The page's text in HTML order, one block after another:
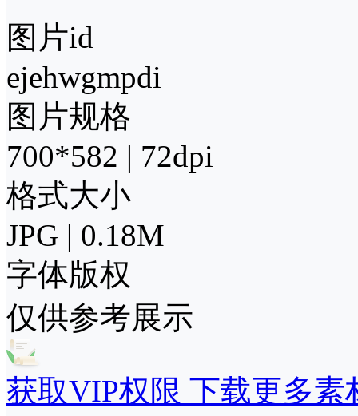
图片id
ejehwgmpdi
图片规格
700*582 | 72dpi
格式大小
JPG | 0.18M
字体版权
仅供参考展示
获取VIP权限 下载更多素